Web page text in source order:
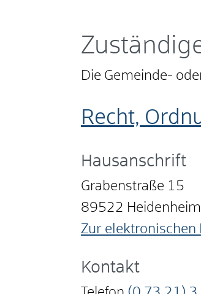
Die Gemeinde-
Recht,
Hausanschrift
Grabenstraße 15
89522
Zur
Kontakt